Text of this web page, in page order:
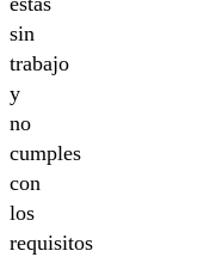
sin
trabajo
y
no
cumples
con
los
requisitos